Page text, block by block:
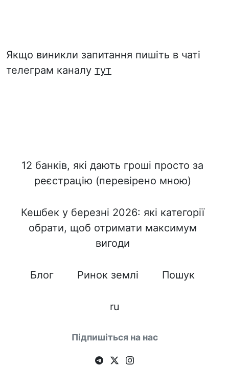
Якщо виникли запитання пишіть в чаті
телеграм каналу тут
12 банків, які дають гроші просто за
реєстрацію (перевірено мною)
Кешбек у березні 2026: які категорії
обрати, щоб отримати максимум
вигоди
Блог Ринок землі Пошук
ru
Підпишіться на нас